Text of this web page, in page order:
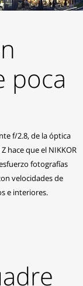
poca
f/2.8, de la óptica
hace que el NIKKOR
fotografías
velocidades de
e interiores.